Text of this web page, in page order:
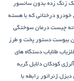
زنگ زده بدون سانسور
خودرو درختانی که با هسته
چیست درمان سوختگی
یبوست دستور پخت و طرز
طلایاب دستگاه‌ های
کودکان دلایل گریه
دیزل ژنراتور رابطه با